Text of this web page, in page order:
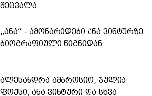
შეცვალა
„ანა“ - ამონარიდები ანა ვინტურზე
ბიოგრაფიული წიგნიდან
ალესანდრა ამბროსიო, ჯულია
ფოქსი, ანა ვინტური და სხვა